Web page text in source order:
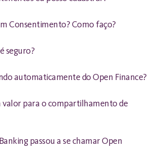
Consentimento? Como faço?
seguro?
automaticamente do Open Finance?
valor para o compartilhamento de
passou a se chamar Open